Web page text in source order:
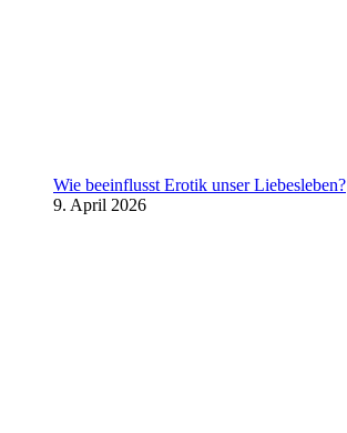
Wie beeinflusst Erotik unser Liebesleben?
9. April 2026